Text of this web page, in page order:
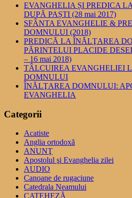
EVANGHELIA ȘI PREDICA
DUPĂ PAȘTI (28 mai 2017)
SFÂNTA EVANGHELIE &
DOMNULUI (2018)
PREDICĂ LA ÎNĂLŢAREA
PĂRINTELUI PLACIDE
– 16 mai 2018)
TÂLCUIREA EVANGHELIEI
DOMNULUI
ÎNĂLŢAREA DOMNULUI:
EVANGHELIA
Categorii
Acatiste
Anglia ortodoxă
ANUNŢ
Apostolul şi Evanghelia zilei
AUDIO
Canoane de rugaciune
Catedrala Neamului
CATEHEZĂ